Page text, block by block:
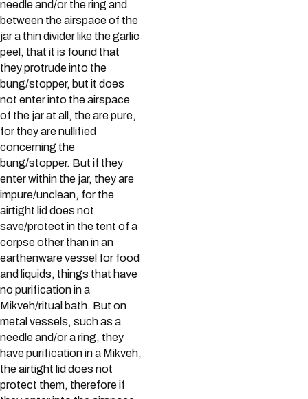
needle and/or the ring and
between the airspace of the
jar a thin divider like the garlic
peel, that it is found that
they protrude into the
bung/stopper, but it does
not enter into the airspace
of the jar at all, the are pure,
for they are nullified
concerning the
bung/stopper. But if they
enter within the jar, they are
impure/unclean, for the
airtight lid does not
save/protect in the tent of a
corpse other than in an
earthenware vessel for food
and liquids, things that have
no purification in a
Mikveh/ritual bath. But on
metal vessels, such as a
needle and/or a ring, they
have purification in a Mikveh,
the airtight lid does not
protect them, therefore if